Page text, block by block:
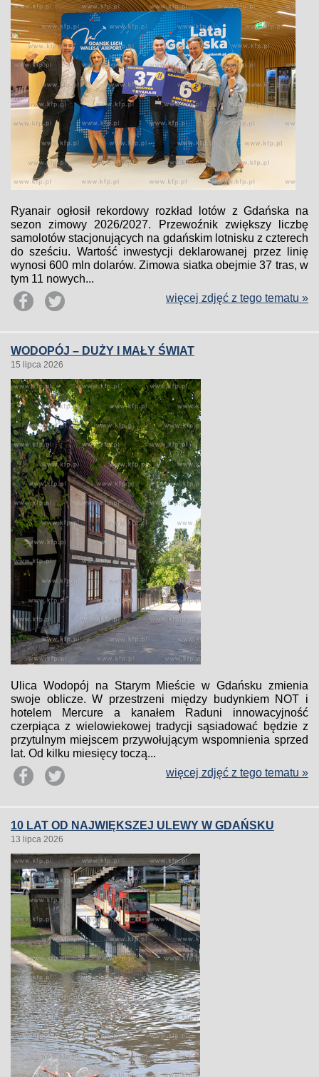
Ryanair ogłosił rekordowy rozkład lotów z Gdańska na
sezon zimowy 2026/2027. Przewoźnik zwiększy liczbę
samolotów stacjonujących na gdańskim lotnisku z czterech
do sześciu. Wartość inwestycji deklarowanej przez linię
wynosi 600 mln dolarów. Zimowa siatka obejmie 37 tras, w
tym 11 nowych...
więcej zdjęć z tego tematu »
WODOPÓJ – DUŻY I MAŁY ŚWIAT
15 lipca 2026
Ulica Wodopój na Starym Mieście w Gdańsku zmienia
swoje oblicze. W przestrzeni między budynkiem NOT i
hotelem Mercure a kanałem Raduni innowacyjność
czerpiąca z wielowiekowej tradycji sąsiadować będzie z
przytulnym miejscem przywołującym wspomnienia sprzed
lat. Od kilku miesięcy toczą...
więcej zdjęć z tego tematu »
10 LAT OD NAJWIĘKSZEJ ULEWY W GDAŃSKU
13 lipca 2026